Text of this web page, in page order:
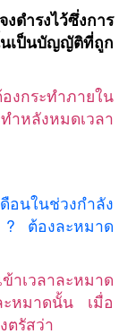
ดำรงไว้ซึ่งการ
ป็นบัญญัติที่ถูก
งกระทำภายใน
ำหลังหมดเวลา
นในช่วงกำลัง
? ต้องละหมาด
าเวลาละหมาด
หมาดนั้น เมื่อ
ตรัสว่า